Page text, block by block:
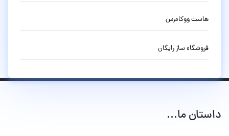
هاست ووکامرس
فروشگاه ساز رایگان
داستان ما...